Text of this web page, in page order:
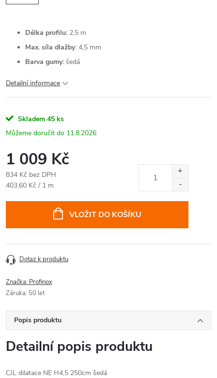
Délka profilu: 2,5 m
Max. síla dlažby: 4,5 mm
Barva gumy: šedá
Detailní informace
Skladem 45 ks
11.8.2026
1 009 Kč
834 Kč bez DPH
Měrná
403,60 Kč / 1 m
VLOŽIT DO KOŠÍKU
Dotaz k produktu
Značka: Profinox
Záruka: 50 let
Popis produktu
Detailní popis produktu
CJL dilatace NE H4,5 250cm šedá